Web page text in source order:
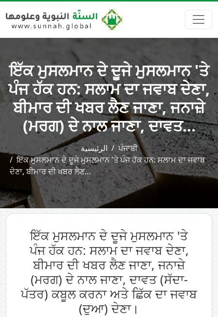
ਇੱਕ ਮੁਸਲਮਾਨ ਦੇ ਦੂਜੇ ਮੁਸਲਮਾਨ 'ਤੇ
ਪੰਜ ਹੱਕ ਹਨ: ਸਲਾਮ ਦਾ ਜਵਾਬ ਦੇਣਾ,
ਬੀਮਾਰ ਦੀ ਖਬਰ ਲੈਣ ਜਾਣਾ, ਜਨਾਜ਼ੇ
(ਮਰਗ) ਦੇ ਨਾਲ ਜਾਣਾ, ਦਾਵਤ…
الرئيسية
ਪੰਜਾਬੀ
ਇੱਕ ਮੁਸਲਮਾਨ ਦੇ ਦੂਜੇ ਮੁਸਲਮਾਨ 'ਤੇ ਪੰਜ ਹੱਕ ਹਨ: ਸਲਾਮ ਦਾ ਜਵਾਬ
ਦੇਣਾ, ਬੀਮਾਰ ਦੀ ਖਬਰ ਲੈਣ…
ਇੱਕ ਮੁਸਲਮਾਨ ਦੇ ਦੂਜੇ ਮੁਸਲਮਾਨ 'ਤੇ
ਪੰਜ ਹੱਕ ਹਨ: ਸਲਾਮ ਦਾ ਜਵਾਬ ਦੇਣਾ,
ਬੀਮਾਰ ਦੀ ਖਬਰ ਲੈਣ ਜਾਣਾ, ਜਨਾਜ਼ੇ
(ਮਰਗ) ਦੇ ਨਾਲ ਜਾਣਾ, ਦਾਵਤ (ਸੱਦਾ-
ਪੱਤਰ) ਕਬੂਲ ਕਰਨਾ ਅਤੇ ਛਿੱਕ ਦਾ ਜਵਾਬ
(ਦੁਆ) ਦੇਣਾ।